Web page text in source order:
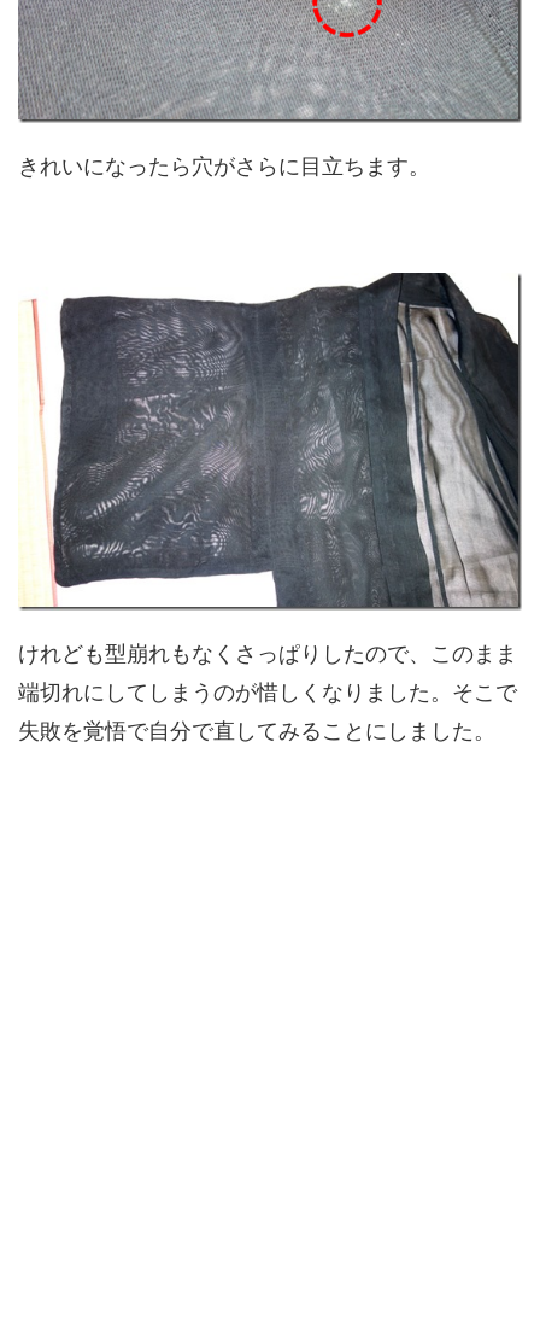
きれいになったら穴がさらに目立ちます。
けれども型崩れもなくさっぱりしたので、このまま
端切れにしてしまうのが惜しくなりました。そこで
失敗を覚悟で自分で直してみることにしました。